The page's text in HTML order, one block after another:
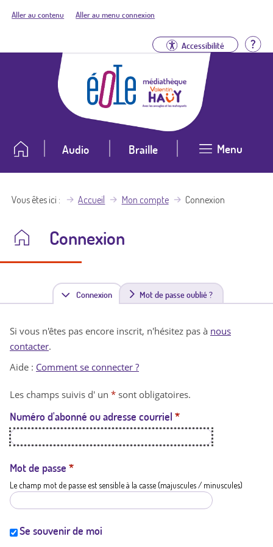
Aller au contenu Aller au menu connexion
Accessibilité
Audio Braille Menu
Vous êtes ici Accueil Mon compte Connexion
Connexion
Connexion(
n
t
a
t
i
Mot de passe oublié ?
Si vous n'êtes pas encore inscrit, n'hésitez pas à nous
contacter.
Aide : Comment se connecter ?
Les champs suivis d' un * sont obligatoires.
Numéro d'abonné ou adresse courriel *
Mot de passe *
Le champ mot de passe est sensible à la casse (majuscules / minuscules)
Se souvenir de moi